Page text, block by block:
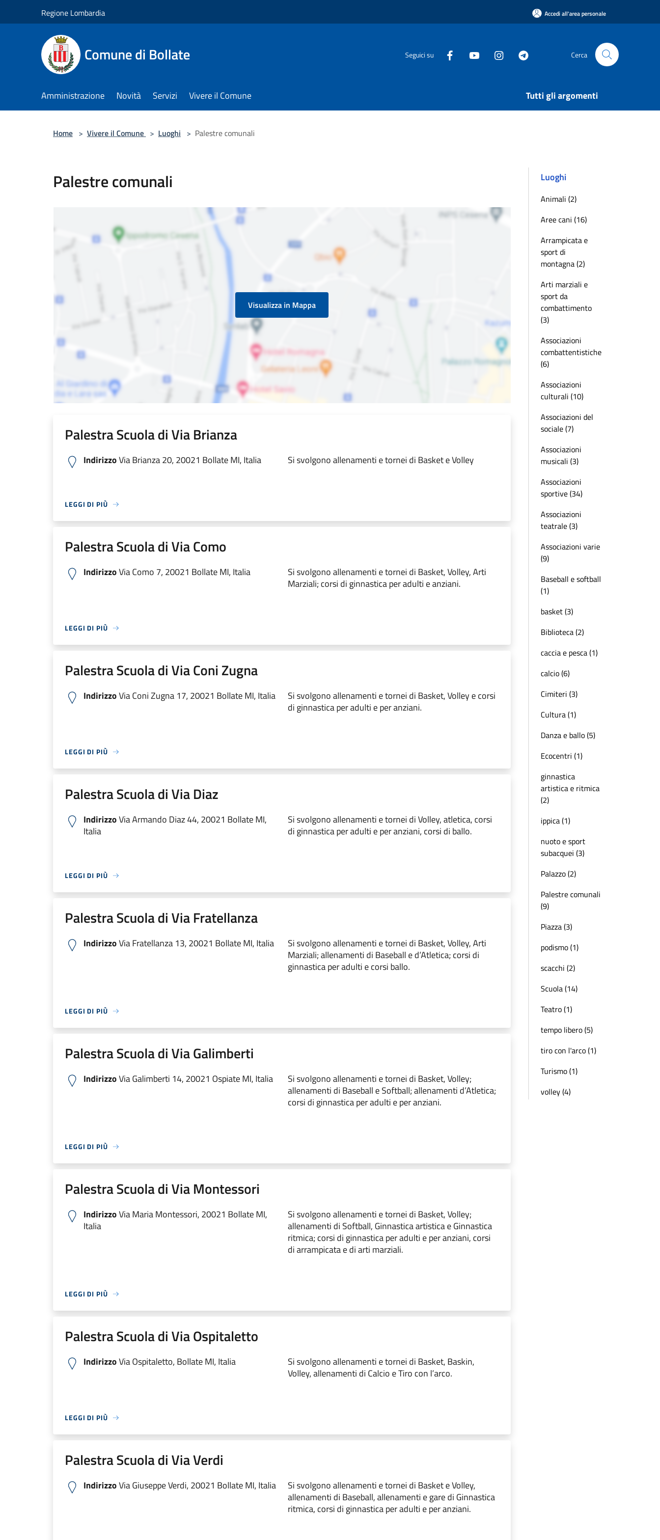
Regione Lombardia Accedi all'area personale
Comune di Bollate Seguici su Cerca
Amministrazione Novità Servizi Vivere il Comune Tutti gli argomenti
Home > Vivere il Comune > Luoghi > Palestre comunali
Palestre comunali
Visualizza in Mappa
Palestra Scuola di Via Brianza
IndirizzoVia Brianza 20, 20021 Bollate MI, Italia Si svolgono allenamenti e tornei di Basket e Volley
LEGGI DI PIÙ
Palestra Scuola di Via Como
IndirizzoVia Como 7, 20021 Bollate MI, Italia
Si svolgono allenamenti e tornei di Basket, Volley, Arti
Marziali; corsi di ginnastica per adulti e anziani.
LEGGI DI PIÙ
Palestra Scuola di Via Coni Zugna
IndirizzoVia Coni Zugna 17, 20021 Bollate MI, Italia
Si svolgono allenamenti e tornei di Basket, Volley e corsi
di ginnastica per adulti e per anziani.
LEGGI DI PIÙ
Palestra Scuola di Via Diaz
IndirizzoVia Armando Diaz 44, 20021 Bollate MI,
Italia
Si svolgono allenamenti e tornei di Volley, atletica, corsi
di ginnastica per adulti e per anziani, corsi di ballo.
LEGGI DI PIÙ
Palestra Scuola di Via Fratellanza
IndirizzoVia Fratellanza 13, 20021 Bollate MI, Italia
Si svolgono allenamenti e tornei di Basket, Volley, Arti
Marziali; allenamenti di Baseball e d’Atletica; corsi di
ginnastica per adulti e corsi ballo.
LEGGI DI PIÙ
Palestra Scuola di Via Galimberti
IndirizzoVia Galimberti 14, 20021 Ospiate MI, Italia
Si svolgono allenamenti e tornei di Basket, Volley;
allenamenti di Baseball e Softball; allenamenti d’Atletica;
corsi di ginnastica per adulti e per anziani.
LEGGI DI PIÙ
Palestra Scuola di Via Montessori
IndirizzoVia Maria Montessori, 20021 Bollate MI,
Italia
Si svolgono allenamenti e tornei di Basket, Volley;
allenamenti di Softball, Ginnastica artistica e Ginnastica
ritmica; corsi di ginnastica per adulti e per anziani, corsi
di arrampicata e di arti marziali.
LEGGI DI PIÙ
Palestra Scuola di Via Ospitaletto
IndirizzoVia Ospitaletto, Bollate MI, Italia
Si svolgono allenamenti e tornei di Basket, Baskin,
Volley, allenamenti di Calcio e Tiro con l’arco.
LEGGI DI PIÙ
Palestra Scuola di Via Verdi
IndirizzoVia Giuseppe Verdi, 20021 Bollate MI, Italia
Si svolgono allenamenti e tornei di Basket e Volley,
allenamenti di Baseball, allenamenti e gare di Ginnastica
ritmica, corsi di ginnastica per adulti e per anziani.
Luoghi
Animali (2)
Aree cani (16)
Arrampicata e
sport di
montagna (2)
Arti marziali e
sport da
combattimento
(3)
Associazioni
combattentistiche
(6)
Associazioni
culturali (10)
Associazioni del
sociale (7)
Associazioni
musicali (3)
Associazioni
sportive (34)
Associazioni
teatrale (3)
Associazioni varie
(9)
Baseball e softball
(1)
basket (3)
Biblioteca (2)
caccia e pesca (1)
calcio (6)
Cimiteri (3)
Cultura (1)
Danza e ballo (5)
Ecocentri (1)
ginnastica
artistica e ritmica
(2)
ippica (1)
nuoto e sport
subacquei (3)
Palazzo (2)
Palestre comunali
(9)
Piazza (3)
podismo (1)
scacchi (2)
Scuola (14)
Teatro (1)
tempo libero (5)
tiro con l'arco (1)
Turismo (1)
volley (4)